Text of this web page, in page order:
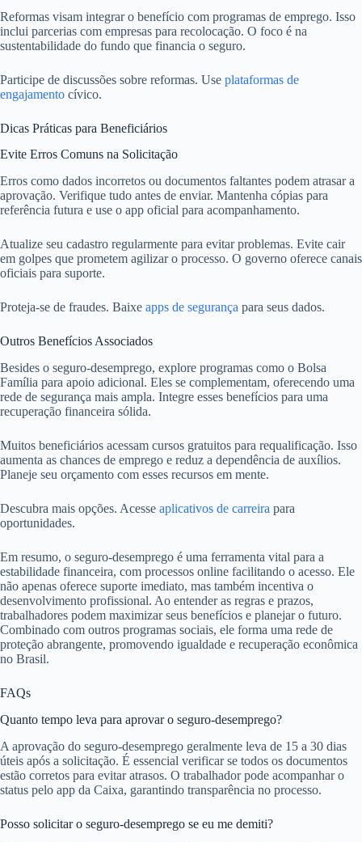
Reformas visam integrar o benefício com programas de emprego. Isso
inclui parcerias com empresas para recolocação. O foco é na
sustentabilidade do fundo que financia o seguro.
Participe de discussões sobre reformas. Use plataformas de
engajamento cívico.
Dicas Práticas para Beneficiários
Evite Erros Comuns na Solicitação
Erros como dados incorretos ou documentos faltantes podem atrasar a
aprovação. Verifique tudo antes de enviar. Mantenha cópias para
referência futura e use o app oficial para acompanhamento.
Atualize seu cadastro regularmente para evitar problemas. Evite cair
em golpes que prometem agilizar o processo. O governo oferece canais
oficiais para suporte.
Proteja-se de fraudes. Baixe apps de segurança para seus dados.
Outros Benefícios Associados
Besides o seguro-desemprego, explore programas como o Bolsa
Família para apoio adicional. Eles se complementam, oferecendo uma
rede de segurança mais ampla. Integre esses benefícios para uma
recuperação financeira sólida.
Muitos beneficiários acessam cursos gratuitos para requalificação. Isso
aumenta as chances de emprego e reduz a dependência de auxílios.
Planeje seu orçamento com esses recursos em mente.
Descubra mais opções. Acesse aplicativos de carreira para
oportunidades.
Em resumo, o seguro-desemprego é uma ferramenta vital para a
estabilidade financeira, com processos online facilitando o acesso. Ele
não apenas oferece suporte imediato, mas também incentiva o
desenvolvimento profissional. Ao entender as regras e prazos,
trabalhadores podem maximizar seus benefícios e planejar o futuro.
Combinado com outros programas sociais, ele forma uma rede de
proteção abrangente, promovendo igualdade e recuperação econômica
no Brasil.
FAQs
Quanto tempo leva para aprovar o seguro-desemprego?
A aprovação do seguro-desemprego geralmente leva de 15 a 30 dias
úteis após a solicitação. É essencial verificar se todos os documentos
estão corretos para evitar atrasos. O trabalhador pode acompanhar o
status pelo app da Caixa, garantindo transparência no processo.
Posso solicitar o seguro-desemprego se eu me demiti?